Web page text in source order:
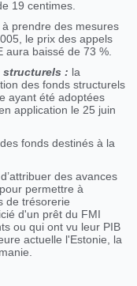
19 centimes.
prendre des mesures
le prix des appels
aura baissé de 73 %.
structurels : la
des fonds structurels
ayant été adoptées
application le 25 juin
fonds destinés à la
des avances
permettre à
de trésorerie
d'un prêt du FMI
ou qui ont vu leur PIB
actuelle l'Estonie, la